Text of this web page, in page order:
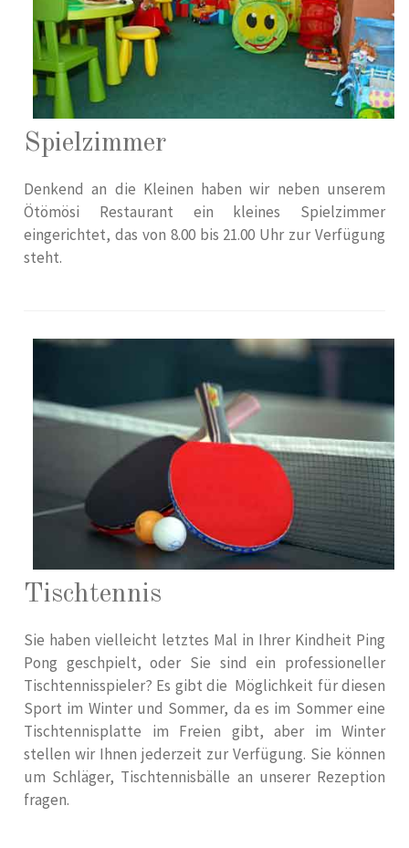
Spielzimmer
Denkend an die Kleinen haben wir neben unserem
Ötömösi Restaurant ein kleines Spielzimmer
eingerichtet, das von 8.00 bis 21.00 Uhr zur Verfügung
steht.
Tischtennis
Sie haben vielleicht letztes Mal in Ihrer Kindheit Ping
Pong geschpielt, oder Sie sind ein professioneller
Tischtennisspieler? Es gibt die Möglichkeit für diesen
Sport im Winter und Sommer, da es im Sommer eine
Tischtennisplatte im Freien gibt, aber im Winter
stellen wir Ihnen jederzeit zur Verfügung. Sie können
um Schläger, Tischtennisbälle an unserer Rezeption
fragen.